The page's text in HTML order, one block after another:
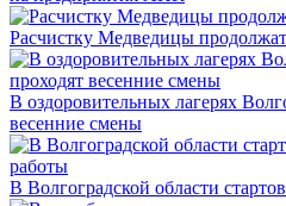
Расчистку Медведицы
В оздоровительных лагерях
весенние смены
В Волгоградской области